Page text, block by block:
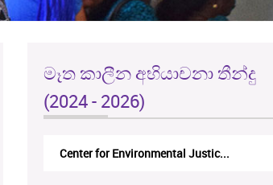
මෑත කාලීන අභියාචනා තීන්දු
(2024 - 2026)
Center for Environmental Justic...